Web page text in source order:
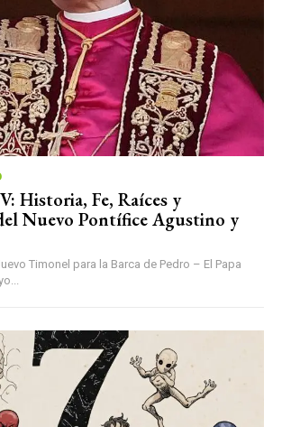
Historia, Fe, Raíces y
Nuevo Pontífice Agustino y
Timonel para la Barca de Pedro – El Papa